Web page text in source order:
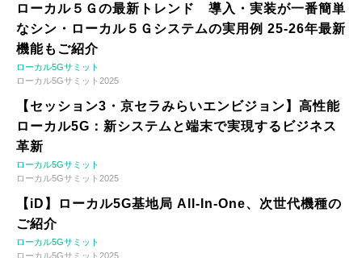
ローカル５Ｇの最新トレンド 導入・実装が一番簡単
なシン・ローカル５Ｇシステムの実用例 25-26年最新
機能もご紹介
ローカル5Gサミット
ローカル5Gサミット2025
【セッション3・京セラみらいエンビジョン】高性能
ローカル5G：新システムと端末で実現するビジネス
革新
ローカル5Gサミット
ローカル5Gサミット2025
【iD】ローカル5G基地局 All-In-One、次世代機種の
ご紹介
ローカル5Gサミット
ローカル5Gサミット2025